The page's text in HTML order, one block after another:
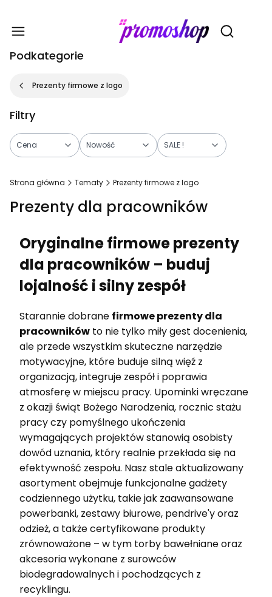
Otwórz
Podkategorie
Prezenty firmowe z logo
Filtry
Cena Nowość SALE !
Strona główna Tematy Prezenty firmowe z logo
Prezenty dla pracowników
Oryginalne firmowe prezenty
dla pracowników – buduj
lojalność i silny zespół
Starannie dobrane firmowe prezenty dla
pracowników to nie tylko miły gest docenienia,
ale przede wszystkim skuteczne narzędzie
motywacyjne, które buduje silną więź z
organizacją, integruje zespół i poprawia
atmosferę w miejscu pracy. Upominki wręczane
z okazji świąt Bożego Narodzenia, rocznic stażu
pracy czy pomyślnego ukończenia
wymagających projektów stanowią osobisty
dowód uznania, który realnie przekłada się na
efektywność zespołu. Nasz stale aktualizowany
asortyment obejmuje funkcjonalne gadżety
codziennego użytku, takie jak zaawansowane
powerbanki, zestawy biurowe, pendrive'y oraz
odzież, a także certyfikowane produkty
zrównoważone – w tym torby bawełniane oraz
akcesoria wykonane z surowców
biodegradowalnych i pochodzących z
recyklingu.